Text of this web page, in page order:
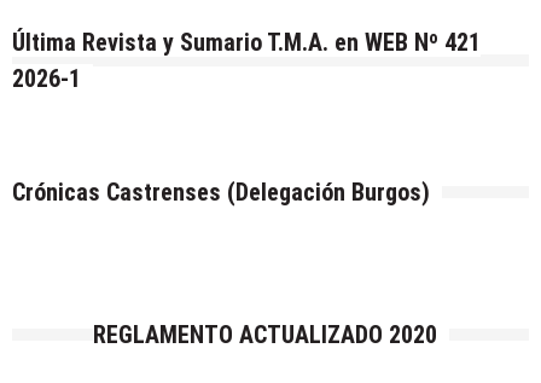
Última Revista y Sumario T.M.A. en WEB Nº 421
2026-1
Crónicas Castrenses (Delegación Burgos)
REGLAMENTO ACTUALIZADO 2020